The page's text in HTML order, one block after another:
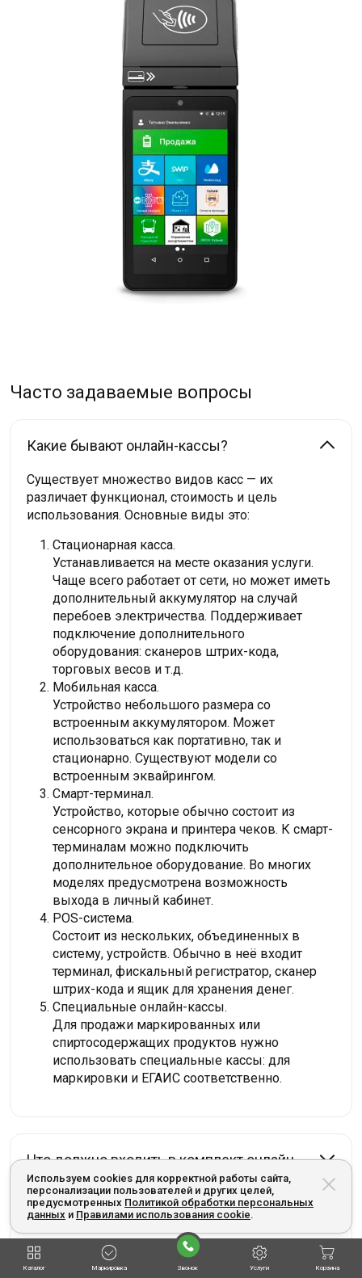
Часто задаваемые вопросы
Какие бывают онлайн-кассы?
Существует множество видов касс — их
различает функционал, стоимость и цель
использования. Основные виды это:
Стационарная касса.
Устанавливается на месте оказания услуги.
Чаще всего работает от сети, но может иметь
дополнительный аккумулятор на случай
перебоев электричества. Поддерживает
подключение дополнительного
оборудования: сканеров штрих-кода,
торговых весов и т.д.
Мобильная касса.
Устройство небольшого размера со
встроенным аккумулятором. Может
использоваться как портативно, так и
стационарно. Существуют модели со
встроенным эквайрингом.
Смарт-терминал.
Устройство, которые обычно состоит из
сенсорного экрана и принтера чеков. К смарт-
терминалам можно подключить
дополнительное оборудование. Во многих
моделях предусмотрена возможность
выхода в личный кабинет.
POS-система.
Состоит из нескольких, объединенных в
систему, устройств. Обычно в неё входит
терминал, фискальный регистратор, сканер
штрих-кода и ящик для хранения денег.
Специальные онлайн-кассы.
Для продажи маркированных или
спиртосодержащих продуктов нужно
использовать специальные кассы: для
маркировки и ЕГАИС соответственно.
Что должно входить в комплект онлайн-
кассы?
Как выбрать кассу?
Используем cookies для корректной работы сайта,
персонализации пользователей и других целей,
предусмотренных Политикой обработки персональных
данных и Правилами использования cookie.
Каталог Маркировка Звонок Услуги Корзина